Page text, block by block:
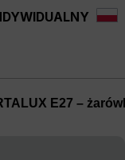
E27 –